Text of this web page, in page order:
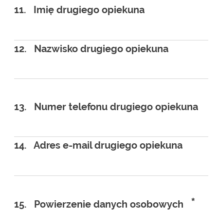
11. Imię drugiego opiekuna
12. Nazwisko drugiego opiekuna
13. Numer telefonu drugiego opiekuna
14. Adres e-mail drugiego opiekuna
15. Powierzenie danych osobowych *